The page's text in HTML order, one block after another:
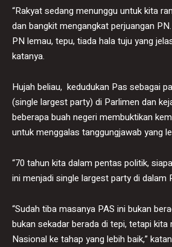
“Rakyat sedang menunggu untuk kita
dan bangkit mengangkat perjuangan
PN lemau, tepu, tiada hala tuju yang
katanya.
Hujah beliau, ​ kedudukan Pas sebagai
(single largest party) di Parlimen dan
beberapa buah negeri membuktikan
untuk menggalas tanggungjawab yang
“70 tahun kita dalam pentas politik,
ini menjadi single largest party di dalam
“Sudah tiba masanya PAS ini bukan
bukan sekadar berada di tepi, tetapi
Nasional ke tahap yang lebih baik,”